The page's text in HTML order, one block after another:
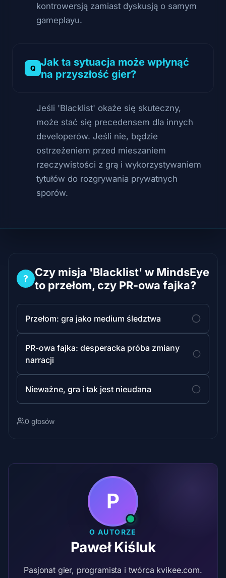
kontrowersją zamiast dyskusją o samym
gameplayu.
Jak ta sytuacja może wpłynąć
na przyszłość gier?
Jeśli 'Blacklist' okaże się skuteczny,
może stać się precedensem dla innych
developerów. Jeśli nie, będzie
ostrzeżeniem przed mieszaniem
rzeczywistości z grą i wykorzystywaniem
tytułów do rozgrywania prywatnych
sporów.
?
Czy misja 'Blacklist' w MindsEye
to przełom, czy PR-owa fajka?
Przełom: gra jako medium śledztwa
PR-owa fajka: desperacka próba zmiany
narracji
Nieważne, gra i tak jest nieudana
0 głosów
P
O AUTORZE
Paweł Kiśluk
Pasjonat gier, programista i twórca kvikee.com.